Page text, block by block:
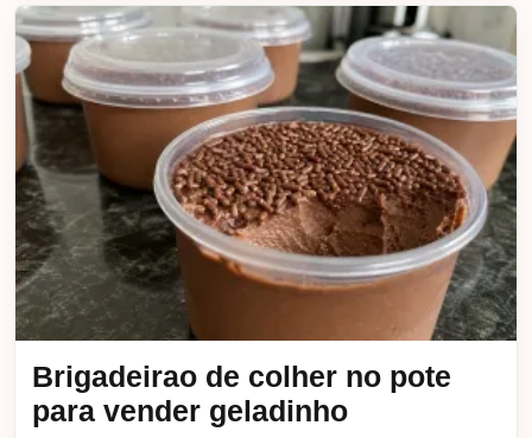
Brigadeirao de colher no pote
para vender geladinho